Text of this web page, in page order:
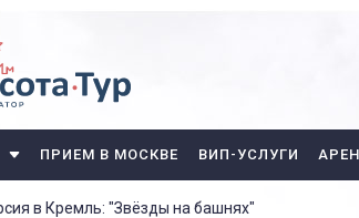
ПРИЕМ В МОСКВЕ ВИП-УСЛУГИ
в Кремль: "Звёзды на башнях"